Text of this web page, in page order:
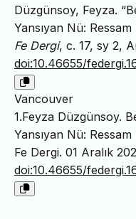
Düzgünsoy, Feyza.
Yansıyan Nü:
Fe Dergi, c. 17, sy 2,
doi:10.46655/
Vancouver
1.Feyza Düzgünsoy.
Yansıyan Nü:
Fe Dergi. 01 Aralık
doi:10.46655/